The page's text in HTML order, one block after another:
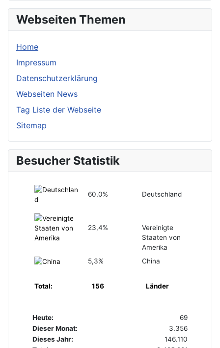
Webseiten Themen
Home
Impressum
Datenschutzerklärung
Webseiten News
Tag Liste der Webseite
Sitemap
Besucher Statistik
60,0% Deutschland
23,4%
Vereinigte
Staaten von
Amerika
5,3%
China
Total: 156 Länder
Heute:
69
Dieser Monat:
3.356
Dieses Jahr:
146.110